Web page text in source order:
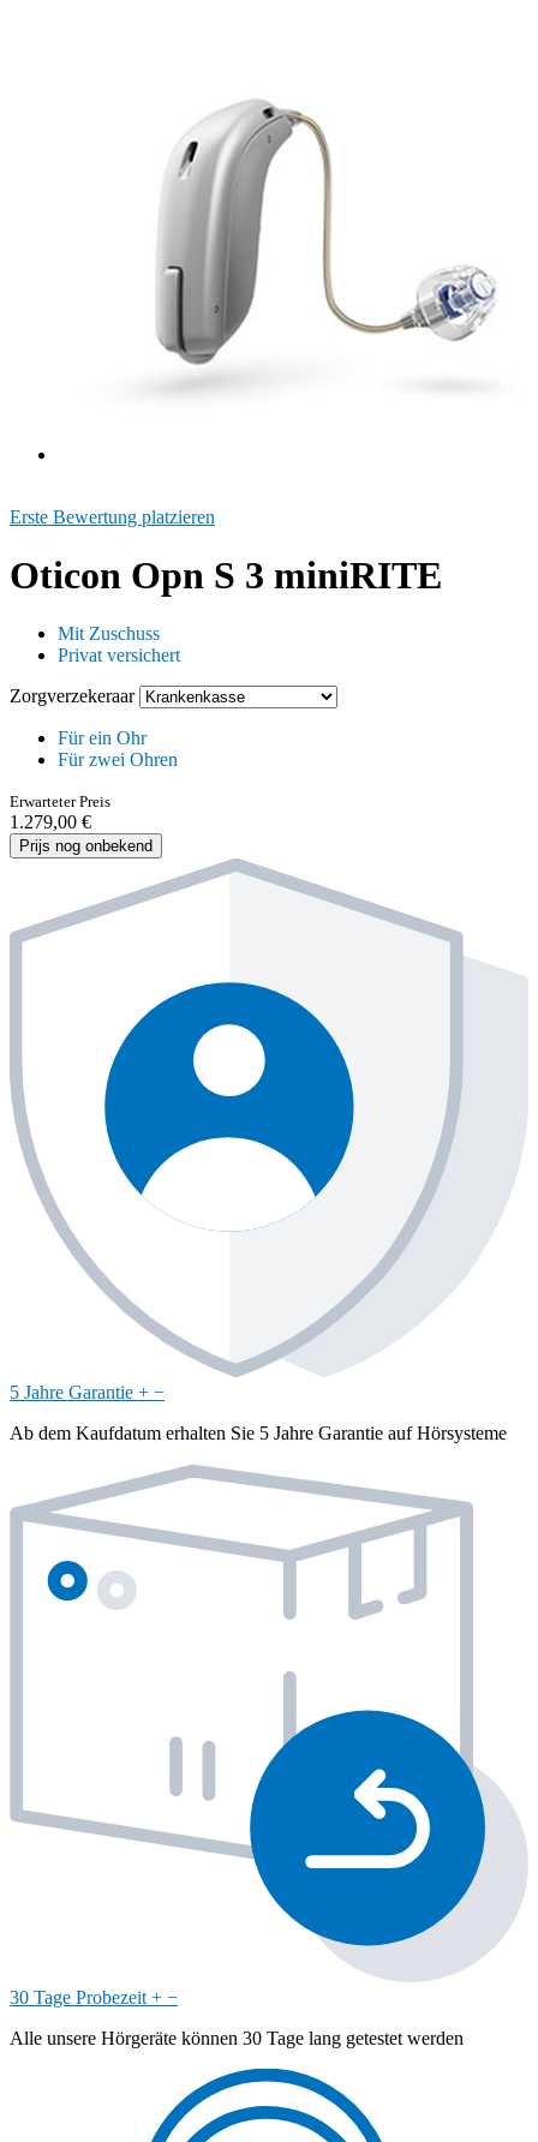
Erste Bewertung platzieren
Oticon Opn S 3 miniRITE
Mit Zuschuss
Privat versichert
Zorgverzekeraar
Für ein Ohr
Für zwei Ohren
Erwarteter Preis
1.279,00 €
Prijs nog onbekend
5 Jahre Garantie + −
Ab dem Kaufdatum erhalten Sie 5 Jahre Garantie auf Hörsysteme
30 Tage Probezeit + −
Alle unsere Hörgeräte können 30 Tage lang getestet werden